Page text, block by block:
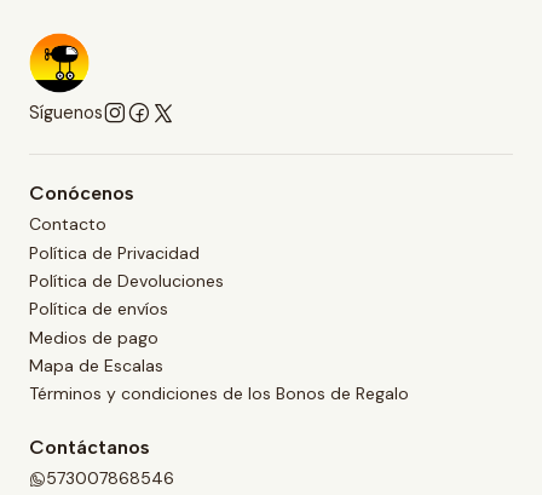
Síguenos
Conócenos
Contacto
Política de Privacidad
Política de Devoluciones
Política de envíos
Medios de pago
Mapa de Escalas
Términos y condiciones de los Bonos de Regalo
Contáctanos
573007868546